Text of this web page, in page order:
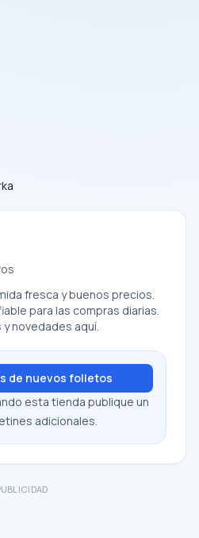
fresca y buenos precios.
para las compras diarias.
novedades aquí.
de nuevos folletos
esta tienda publique un
adicionales.